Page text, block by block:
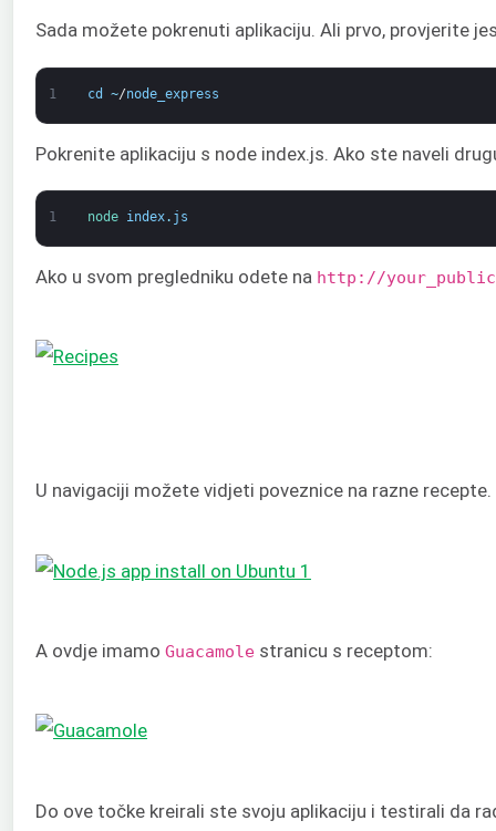
Sada možete pokrenuti aplikaciju. Ali prvo, provjerite
1 cd ~/node_express
Pokrenite aplikaciju s node index.js. Ako ste naveli
1 node index. js
Ako u svom pregledniku odete na http://
U navigaciji možete vidjeti poveznice na razne
A ovdje imamo Guacamole stranicu s receptom:
Do ove točke kreirali ste svoju aplikaciju i testirali da